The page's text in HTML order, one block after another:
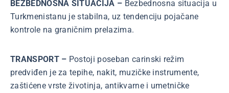
BEZBEDNOSNA SITUACIJA – Bezbednosna situacija u
Turkmenistanu je stabilna, uz tendenciju pojačane
kontrole na graničnim prelazima.
TRANSPORT – Postoji poseban carinski režim
predviđen je za tepihe, nakit, muzičke instrumente,
zaštićene vrste životinja, antikvarne i umetničke